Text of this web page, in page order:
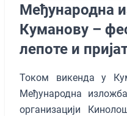
Међународна
Куманову –
лепоте и
Током викенда у
Међународна
организацији